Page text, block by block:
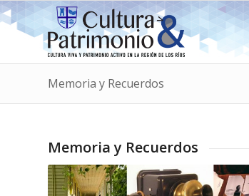
Memoria y Recuerdos
Memoria y Recuerdos